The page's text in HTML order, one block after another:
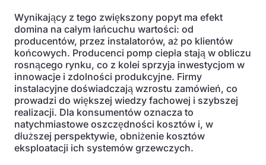
Wynikający z tego zwiększony popyt ma efekt
domina na całym łańcuchu wartości: od
producentów, przez instalatorów, aż po klientów
końcowych. Producenci pomp ciepła stają w obliczu
rosnącego rynku, co z kolei sprzyja inwestycjom w
innowacje i zdolności produkcyjne. Firmy
instalacyjne doświadczają wzrostu zamówień, co
prowadzi do większej wiedzy fachowej i szybszej
realizacji. Dla konsumentów oznacza to
natychmiastowe oszczędności kosztów i, w
dłuższej perspektywie, obniżenie kosztów
eksploatacji ich systemów grzewczych.